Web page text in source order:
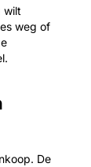
wilt
weg of
De